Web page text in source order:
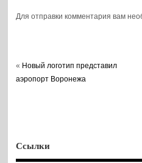
Для отправки комментария вам
« Новый логотип представил
аэропорт Воронежа
Ссылки